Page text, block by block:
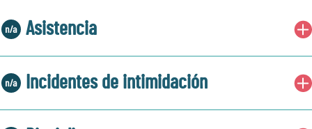
Asistencia
Incidentes de intimidación